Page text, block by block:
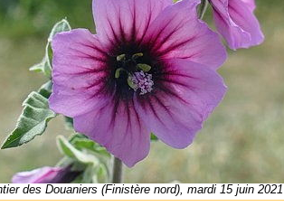
des Douaniers (Finistère nord), mardi 15 juin 2021